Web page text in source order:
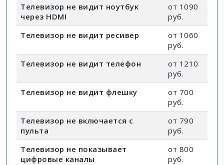
Телевизор не видит ноутбук
через HDMI
от 1090
руб.
Телевизор не видит ресивер
от 1060
руб.
Телевизор не видит телефон
от 1210
руб.
Телевизор не видит флешку
от 700
руб.
Телевизор не включается с
пульта
от 790
руб.
Телевизор не показывает
цифровые каналы
от 800
руб.